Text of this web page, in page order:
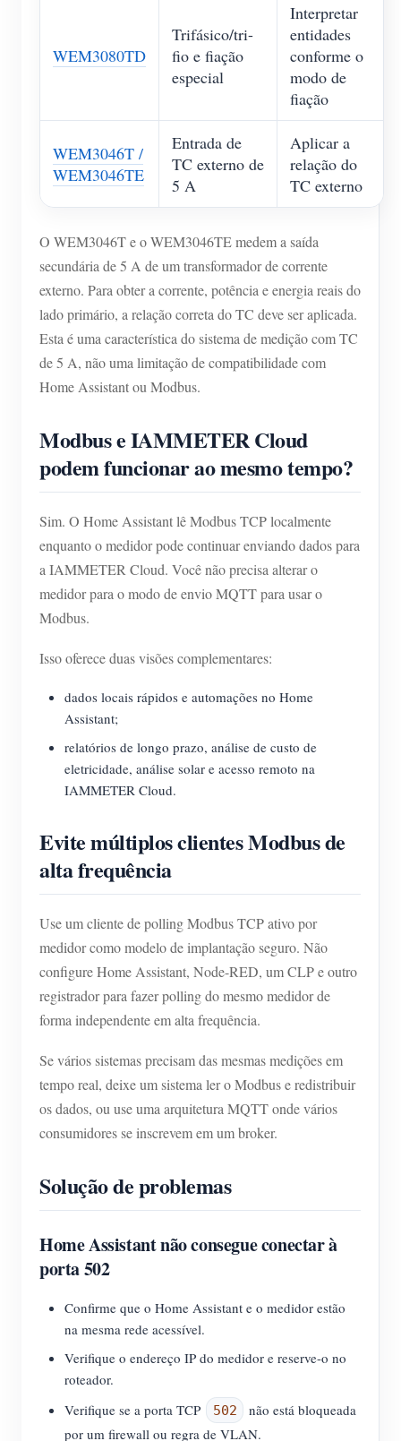
WEM3080TD
Trifásico/tri-
fio e fiação
especial
Interpretar
entidades
conforme o
modo de
fiação
WEM3046T /
WEM3046TE
Entrada de
TC externo de
5 A
Aplicar a
relação do
TC externo
O WEM3046T e o WEM3046TE medem a saída
secundária de 5 A de um transformador de corrente
externo. Para obter a corrente, potência e energia reais do
lado primário, a relação correta do TC deve ser aplicada.
Esta é uma característica do sistema de medição com TC
de 5 A, não uma limitação de compatibilidade com
Home Assistant ou Modbus.
Modbus e IAMMETER Cloud
podem funcionar ao mesmo tempo?
Sim. O Home Assistant lê Modbus TCP localmente
enquanto o medidor pode continuar enviando dados para
a IAMMETER Cloud. Você não precisa alterar o
medidor para o modo de envio MQTT para usar o
Modbus.
Isso oferece duas visões complementares:
dados locais rápidos e automações no Home
Assistant;
relatórios de longo prazo, análise de custo de
eletricidade, análise solar e acesso remoto na
IAMMETER Cloud.
Evite múltiplos clientes Modbus de
alta frequência
Use um cliente de polling Modbus TCP ativo por
medidor como modelo de implantação seguro. Não
configure Home Assistant, Node-RED, um CLP e outro
registrador para fazer polling do mesmo medidor de
forma independente em alta frequência.
Se vários sistemas precisam das mesmas medições em
tempo real, deixe um sistema ler o Modbus e redistribuir
os dados, ou use uma arquitetura MQTT onde vários
consumidores se inscrevem em um broker.
Solução de problemas
Home Assistant não consegue conectar à
porta 502
Confirme que o Home Assistant e o medidor estão
na mesma rede acessível.
Verifique o endereço IP do medidor e reserve-o no
roteador.
Verifique se a porta TCP
502
não está bloqueada
por um firewall ou regra de VLAN.